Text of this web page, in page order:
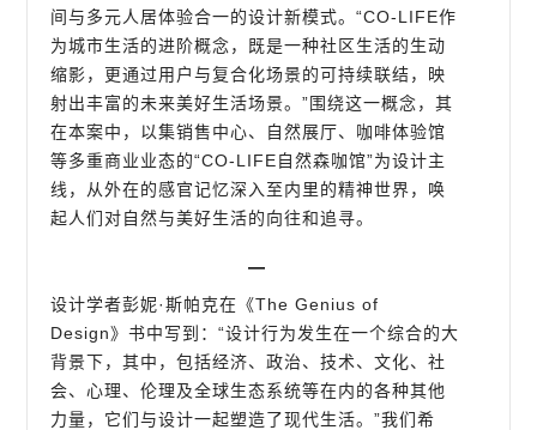
间与多元人居体验合一的设计新模式。“CO-LIFE作
为城市生活的进阶概念，既是一种社区生活的生动
缩影，更通过用户与复合化场景的可持续联结，映
射出丰富的未来美好生活场景。”围绕这一概念，其
在本案中，以集销售中心、自然展厅、咖啡体验馆
等多重商业业态的“CO-LIFE自然森咖馆”为设计主
线，从外在的感官记忆深入至内里的精神世界，唤
起人们对自然与美好生活的向往和追寻。
▔
设计学者彭妮·斯帕克在《The Genius of
Design》书中写到：“设计行为发生在一个综合的大
背景下，其中，包括经济、政治、技术、文化、社
会、心理、伦理及全球生态系统等在内的各种其他
力量，它们与设计一起塑造了现代生活。”我们希